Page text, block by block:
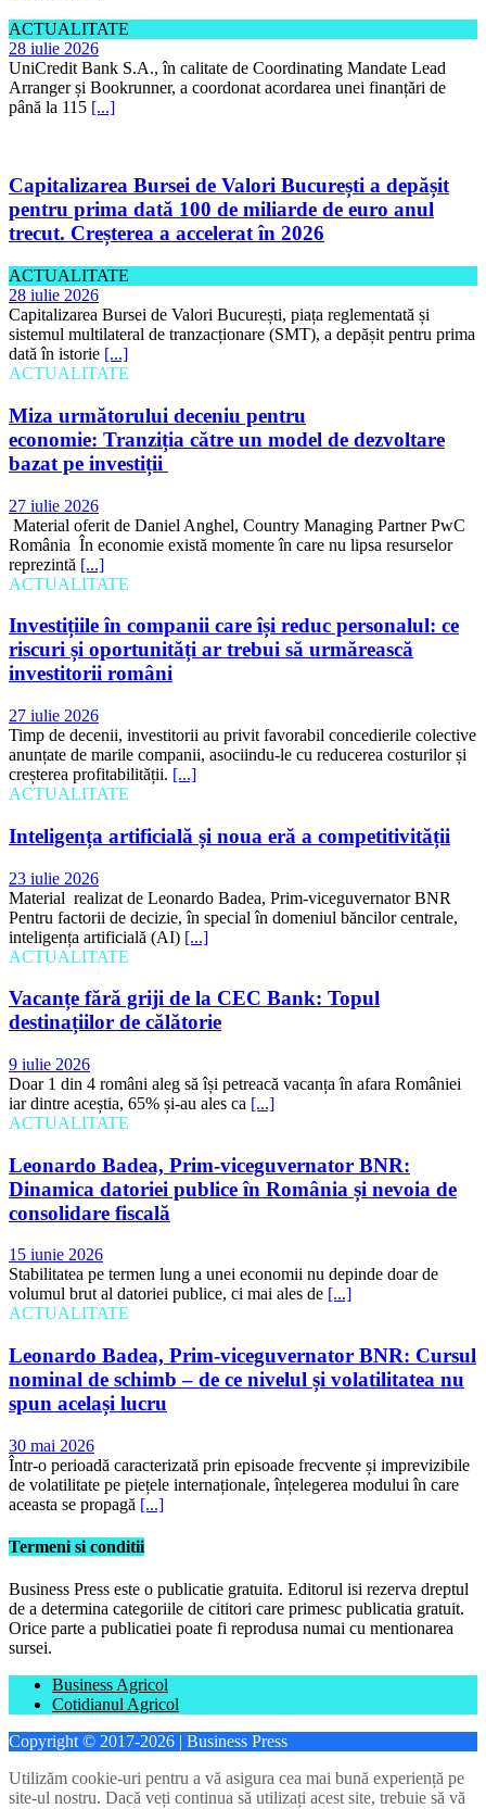
ACTUALITATE
28 iulie 2026
UniCredit Bank S.A., în calitate de Coordinating Mandate Lead
Arranger și Bookrunner, a coordonat acordarea unei finanțări de
până la 115 [...]
Capitalizarea Bursei de Valori București a depășit
pentru prima dată 100 de miliarde de euro anul
trecut. Creșterea a accelerat în 2026
ACTUALITATE
28 iulie 2026
Capitalizarea Bursei de Valori București, piața reglementată și
sistemul multilateral de tranzacționare (SMT), a depășit pentru prima
dată în istorie [...]
ACTUALITATE
Miza următorului deceniu pentru
economie: Tranziția către un model de dezvoltare
bazat pe investiții
27 iulie 2026
Material oferit de Daniel Anghel, Country Managing Partner PwC
România În economie există momente în care nu lipsa resurselor
reprezintă [...]
ACTUALITATE
Investițiile în companii care își reduc personalul: ce
riscuri și oportunități ar trebui să urmărească
investitorii români
27 iulie 2026
Timp de decenii, investitorii au privit favorabil concedierile colective
anunțate de marile companii, asociindu-le cu reducerea costurilor și
creșterea profitabilității. [...]
ACTUALITATE
Inteligența artificială și noua eră a competitivității
23 iulie 2026
Material realizat de Leonardo Badea, Prim-viceguvernator BNR
Pentru factorii de decizie, în special în domeniul băncilor centrale,
inteligența artificială (AI) [...]
ACTUALITATE
Vacanțe fără griji de la CEC Bank: Topul
destinațiilor de călătorie
9 iulie 2026
Doar 1 din 4 români aleg să își petreacă vacanța în afara României
iar dintre aceștia, 65% și-au ales ca [...]
ACTUALITATE
Leonardo Badea, Prim-viceguvernator BNR:
Dinamica datoriei publice în România și nevoia de
consolidare fiscală
15 iunie 2026
Stabilitatea pe termen lung a unei economii nu depinde doar de
volumul brut al datoriei publice, ci mai ales de [...]
ACTUALITATE
Leonardo Badea, Prim-viceguvernator BNR: Cursul
nominal de schimb – de ce nivelul și volatilitatea nu
spun același lucru
30 mai 2026
Într-o perioadă caracterizată prin episoade frecvente și imprevizibile
de volatilitate pe piețele internaționale, înțelegerea modului în care
aceasta se propagă [...]
Termeni si conditii
Business Press este o publicatie gratuita. Editorul isi rezerva dreptul
de a determina categoriile de cititori care primesc publicatia gratuit.
Orice parte a publicatiei poate fi reprodusa numai cu mentionarea
sursei.
Business Agricol
Cotidianul Agricol
Copyright © 2017-2026 | Business Press
Utilizăm cookie-uri pentru a vă asigura cea mai bună experiență pe
site-ul nostru. Dacă veți continua să utilizați acest site, trebuie să vă